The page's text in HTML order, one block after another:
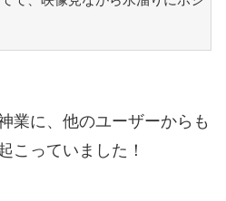
業に、他のユーザーからも
こっていました！